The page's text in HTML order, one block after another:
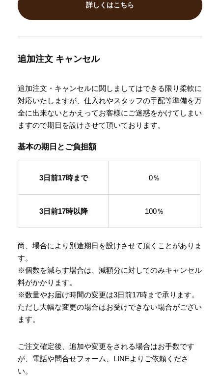
詳しくはこちら
追加注文 キャンセル
追加注文・キャンセルに関しましてはできる限り柔軟に
対応いたしますが、仕入れやスタッフの手配等準備を万
全に出来ないとかえってお客様にご迷惑をかけてしまい
ますので期日を設けさせて頂いております。
基本の期日とご負担額
3日前17時まで 0％
3日前17時以降 100％
尚、場合により別途期日を設けさせて頂くことがありま
す。
※個数を減らす場合は、減額分に対してのみキャンセル
料がかかります。
※数量やお届け時間の変更は3日前17時まで承ります。
ただし大幅な変更の場合はお受けできない場合がござい
ます。
ご注文確定後、追加や変更をされる場合はお手数です
が、電話や問合せフォーム、LINEよりご依頼くださ
い。